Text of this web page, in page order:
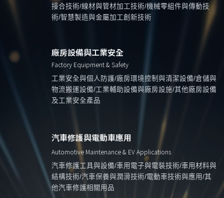
接合技術/線材與管材加工技術/機械零組件與傳動技
術/智慧製造與金屬加工創新技術
廠房設備與工業安全
Factory Equipment & Safety
工業安全與個人防護/廠房環境控制與清潔設備/倉儲與
物流搬運設備/工業輔助設備與廠房設施/其他廠房設備
及工業安全產品
汽車修護與電動車應用
Automotive Maintenance & EV Applications
汽車修護工具與設備/車用電子與電裝技術/車用材料與
結構技術/汽車保養與潤滑技術/電動車技術與應用/其
他汽車修護相關用品